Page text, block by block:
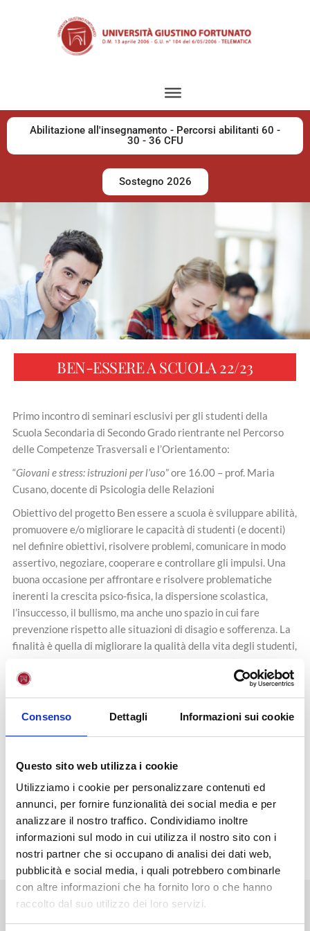
Consenso Dettagli Informazioni sui cookie
Questo sito web utilizza i cookie
Utilizziamo i cookie per personalizzare contenuti ed
annunci, per fornire funzionalità dei social media e per
analizzare il nostro traffico. Condividiamo inoltre
informazioni sul modo in cui utilizza il nostro sito con i
nostri partner che si occupano di analisi dei dati web,
pubblicità e social media, i quali potrebbero combinarle
con altre informazioni che ha fornito loro o che hanno
raccolto dal suo utilizzo dei loro servizi.
Abilitazione all'insegnamento - Percorsi abilitanti 60 -
30 - 36 CFU
Sostegno 2026
BEN-ESSERE A SCUOLA 22/23
Primo incontro di seminari esclusivi per gli studenti della
Scuola Secondaria di Secondo Grado rientrante nel Percorso
delle Competenze Trasversali e l’Orientamento:
“Giovani e stress: istruzioni per l’uso” ore 16.00 – prof. Maria
Cusano, docente di Psicologia delle Relazioni
Obiettivo del progetto Ben essere a scuola è sviluppare abilità,
promuovere e/o migliorare le capacità di studenti (e docenti)
nel definire obiettivi, risolvere problemi, comunicare in modo
assertivo, negoziare, cooperare e controllare gli impulsi. Una
buona occasione per affrontare e risolvere problematiche
inerenti la crescita psico-fisica, la dispersione scolastica,
l’insuccesso, il bullismo, ma anche uno spazio in cui fare
prevenzione rispetto alle situazioni di disagio e sofferenza. La
finalità è quella di migliorare la qualità della vita degli studenti,
con riflessi positivi sia nel contesto familiare dell’alunno che in
quello scolastico, favorendo nella scuola benessere e successo,
promuovendo quelle capacità relazionali che portano a una
comunicazione assertiva e collaborativa.
Tutti gli incontri si svolgeranno sulla piattaforma dedicata
eventi@unifortunato.eu
Programma
NEWS STAMPA EVENTI